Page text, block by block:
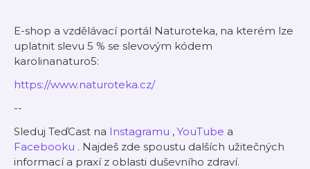
E-shop a vzdělávací portál Naturoteka, na kterém lze
uplatnit slevu 5 % se slevovým kódem
karolinanaturo5:
https://www.naturoteka.cz/
--
Sleduj TeďCast na ⁠⁠⁠⁠⁠⁠Instagramu⁠⁠⁠⁠⁠⁠ , ⁠⁠⁠⁠⁠⁠YouTube⁠⁠⁠⁠⁠⁠ a
⁠⁠⁠⁠⁠⁠Facebooku⁠⁠⁠⁠⁠⁠ . Najdeš zde spoustu dalších užitečných
informací a praxí z oblasti duševního zdraví.